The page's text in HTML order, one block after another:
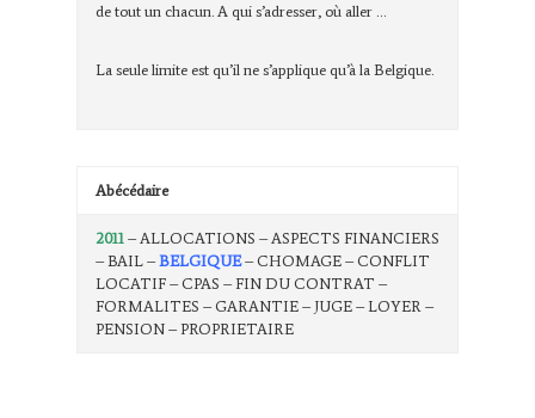
de tout un chacun. A qui s’adresser, où aller …
La seule limite est qu’il ne s’applique qu’à la Belgique.
Abécédaire
2011 – ALLOCATIONS – ASPECTS FINANCIERS
– BAIL –BELGIQUE – CHOMAGE – CONFLIT
LOCATIF – CPAS – FIN DU CONTRAT –
FORMALITES – GARANTIE – JUGE – LOYER –
PENSION – PROPRIETAIRE